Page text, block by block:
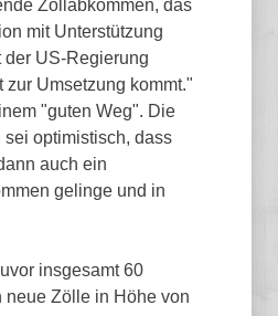
Zollabkommen, das
mit Unterstützung
der US-Regierung
zur Umsetzung kommt."
"guten Weg". Die
sei optimistisch, dass
auch ein
gelinge und in
insgesamt 60
neue Zölle in Höhe von